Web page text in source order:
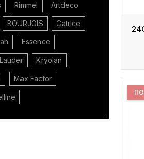
Rimmel Artdeco
BOURJOIS Catrice
Essence
Kryolan
Max Factor